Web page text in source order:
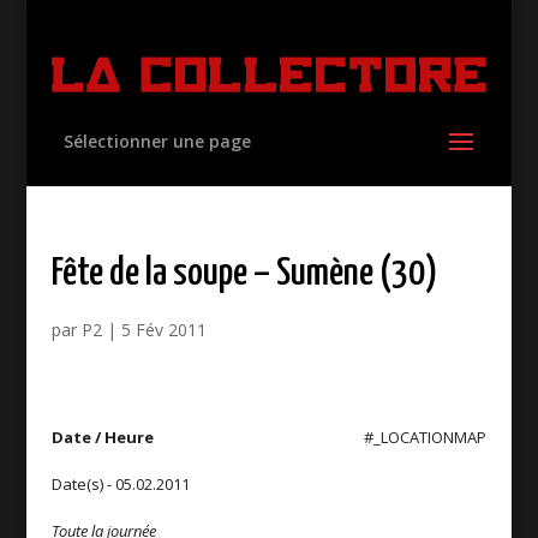
Sélectionner une page
Fête de la soupe – Sumène (30)
par P2| 5 Fév 2011
#_LOCATIONMAP
Date / Heure
Date(s) - 05.02.2011
Toute la journée